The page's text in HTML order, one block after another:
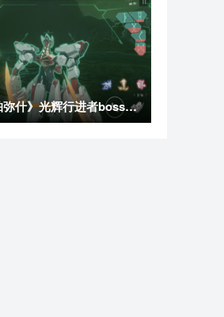
《战双帕弥什》光辉行进者boss秒杀逃课攻略